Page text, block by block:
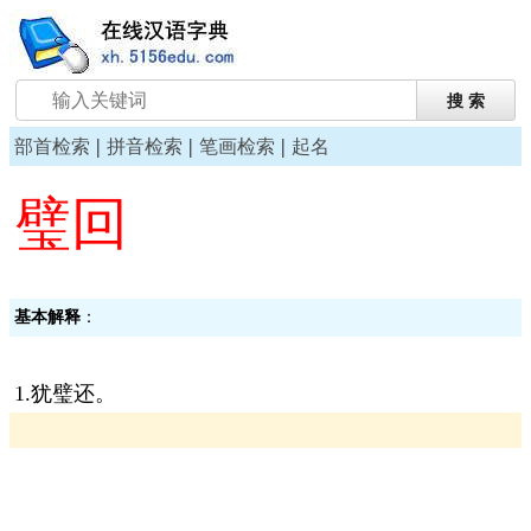
部首检索 | 拼音检索 | 笔画检索 | 起名
璧回
基本解释 ：
1.犹璧还。